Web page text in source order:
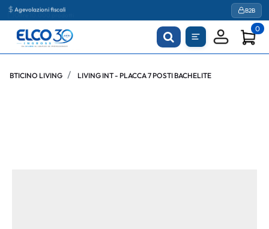
Agevolazioni fiscali B2B
0
BTICINO LIVING LIVING INT - PLACCA 7 POSTI BACHELITE